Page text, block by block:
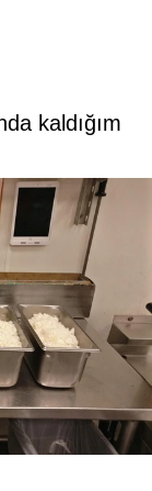
kaldığım